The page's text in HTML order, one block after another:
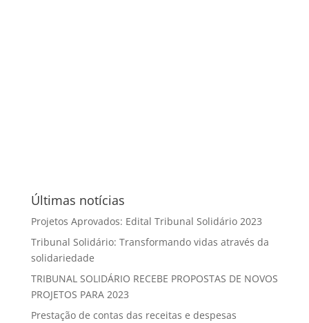
Últimas notícias
Projetos Aprovados: Edital Tribunal Solidário 2023
Tribunal Solidário: Transformando vidas através da
solidariedade
TRIBUNAL SOLIDÁRIO RECEBE PROPOSTAS DE NOVOS
PROJETOS PARA 2023
Prestação de contas das receitas e despesas